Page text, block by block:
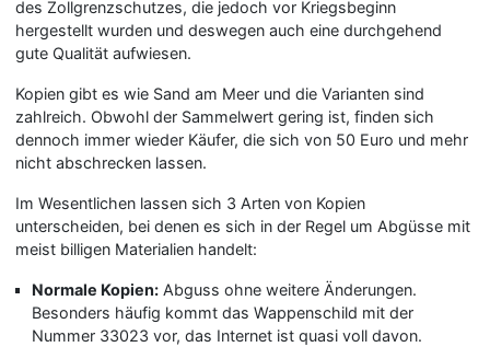
des Zollgrenzschutzes, die jedoch vor Kriegsbeginn
hergestellt wurden und deswegen auch eine durchgehend
gute Qualität aufwiesen.
Kopien gibt es wie Sand am Meer und die Varianten sind
zahlreich. Obwohl der Sammelwert gering ist, finden sich
dennoch immer wieder Käufer, die sich von 50 Euro und mehr
nicht abschrecken lassen.
Im Wesentlichen lassen sich 3 Arten von Kopien
unterscheiden, bei denen es sich in der Regel um Abgüsse mit
meist billigen Materialien handelt:
Normale Kopien: Abguss ohne weitere Änderungen.
Besonders häufig kommt das Wappenschild mit der
Nummer 33023 vor, das Internet ist quasi voll davon.